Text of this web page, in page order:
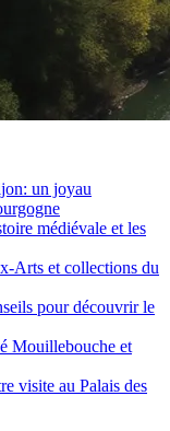
un joyau
médiévale et les
Arts et collections du
pour découvrir le
Mouillebouche et
visite au Palais des